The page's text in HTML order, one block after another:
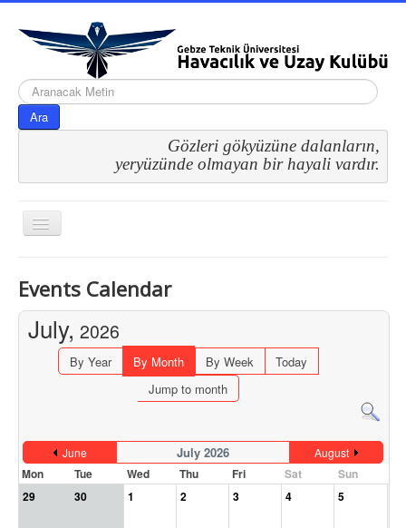
arama...
Ara
Gözleri gökyüzüne dalanların,
yeryüzünde olmayan bir hayali vardır.
Gezinme
geçişini
Events Calendar
July, 2026
By Year By Month By Week
Today
Jump to month
June July 2026 August
Mon Tue Wed Thu Fri Sat
Sun
29
30 1 2 3 4 5